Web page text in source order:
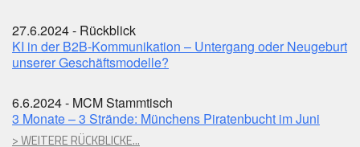
27.6.2024 - Rückblick
KI in der B2B-Kommunikation – Untergang oder Neugeburt
unserer Geschäftsmodelle?
6.6.2024 - MCM Stammtisch
3 Monate – 3 Strände: Münchens Piratenbucht im Juni
> WEITERE RÜCKBLICKE...